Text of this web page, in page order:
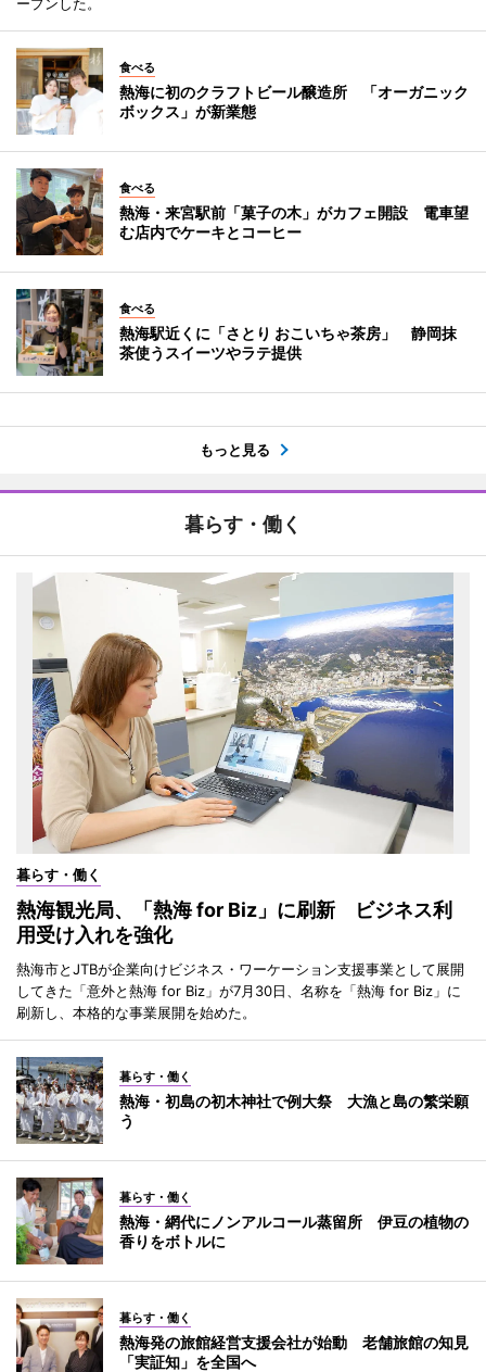
食べる
熱海に初のクラフトビール醸造所 「オーガニック
ボックス」が新業態
食べる
熱海・来宮駅前「菓子の木」がカフェ開設 電車望
む店内でケーキとコーヒー
食べる
熱海駅近くに「さとり おこいちゃ茶房」 静岡抹
茶使うスイーツやラテ提供
もっと見る
暮らす・働く
暮らす・働く
熱海観光局、「熱海 for Biz」に刷新 ビジネス利
用受け入れを強化
熱海市とJTBが企業向けビジネス・ワーケーション支援事業として展開
してきた「意外と熱海 for Biz」が7月30日、名称を「熱海 for Biz」に
刷新し、本格的な事業展開を始めた。
暮らす・働く
熱海・初島の初木神社で例大祭 大漁と島の繁栄願
う
暮らす・働く
熱海・網代にノンアルコール蒸留所 伊豆の植物の
香りをボトルに
暮らす・働く
熱海発の旅館経営支援会社が始動 老舗旅館の知見
「実証知」を全国へ